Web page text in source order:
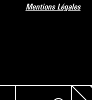
Mentions Légales